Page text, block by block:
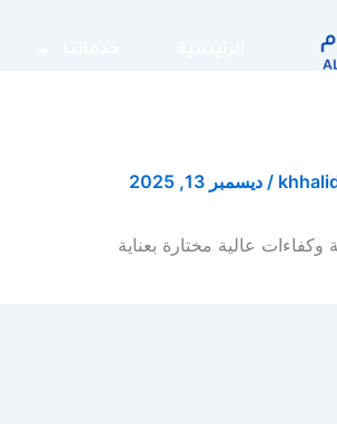
/ ديسمبر 13, 2025
عالية مختارة بعناية